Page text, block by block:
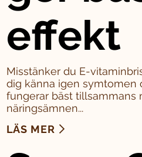
effekt
Misstänker du E-
dig känna igen symtomen
fungerar bäst tillsammans
näringsämnen...
LÄS MER